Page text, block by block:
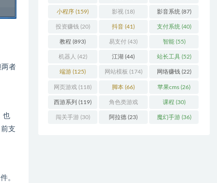
两者
也
支
。
小程序 (159) 影视 (18) 影音系统 (87)
投资赚钱 (20) 抖音 (41) 支付系统 (40)
教程 (893) 易支付 (43) 智能(55)
机器人 (42) 江湖 (44) 站长工具(52)
端游 (125) 网站模板 (174) 网络赚钱(22)
网页游戏 (118) 脚本 (66) 苹果cms (26)
西游系列 (119) 角色类游戏
(306)
课程 (30)
闯关手游(30) 阿拉德 (23) 魔幻手游(36)